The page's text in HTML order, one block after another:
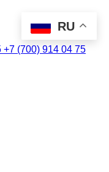
+7 (700) 914 04 75
RU